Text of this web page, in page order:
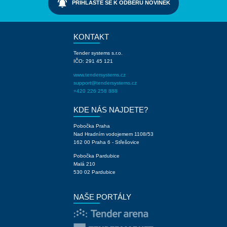
notifications_active PŘIHLAŠTE SE K ODBĚRU NOVINEK
KONTAKT
Tender systems s.r.o.
IČO: 291 45 121
www.tendersystems.cz
support@tendersystems.cz
+420 226 258 888
KDE NÁS NAJDETE?
Pobočka Praha
Nad Hradním vodojemem 1108/53
162 00 Praha 6 - Střešovice
Pobočka Pardubice
Malá 210
530 02 Pardubice
NAŠE PORTÁLY